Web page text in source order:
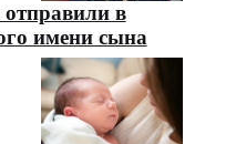
в
имени сына